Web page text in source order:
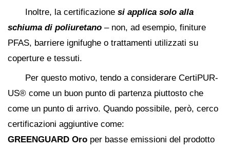
Inoltre, la certificazione si applica solo alla
schiuma di poliuretano – non, ad esempio, finiture
PFAS, barriere ignifughe o trattamenti utilizzati su
coperture e tessuti.
Per questo motivo, tendo a considerare CertiPUR-
US® come un buon punto di partenza piuttosto che
come un punto di arrivo. Quando possibile, però, cerco
certificazioni aggiuntive come:
GREENGUARD Oro per basse emissioni del prodotto